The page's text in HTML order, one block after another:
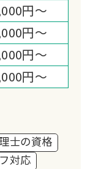
円～
円～
円～
円～
士の資格
対応